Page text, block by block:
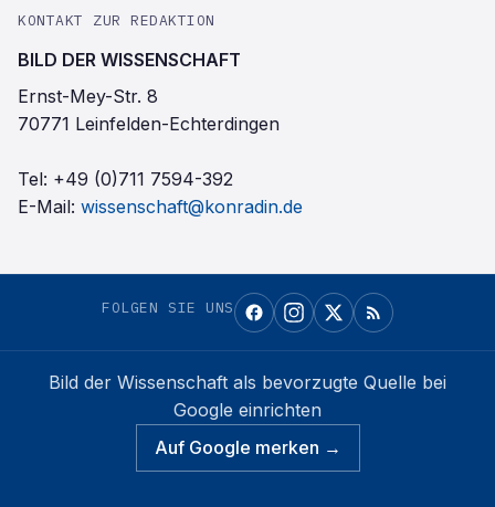
KONTAKT ZUR REDAKTION
BILD DER WISSENSCHAFT
Ernst-Mey-Str. 8
70771 Leinfelden-Echterdingen
Tel: +49 (0)711 7594-392
E-Mail: wissenschaft@konradin.de
FOLGEN SIE UNS
Bild der Wissenschaft als bevorzugte Quelle bei
Google einrichten
Auf Google merken →